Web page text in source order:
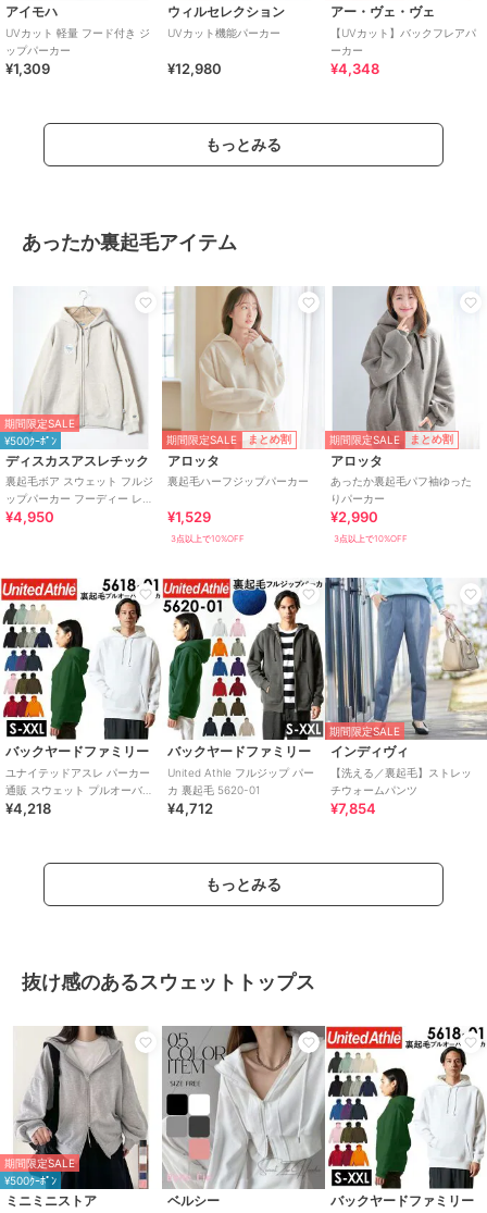
アイモハ
UVカット 軽量 フード付き ジ
ップパーカー
¥1,309
ウィルセレクション
UVカット機能パーカー
¥12,980
アー・ヴェ・ヴェ
【UVカット】バックフレアパ
ーカー
¥4,348
もっとみる
あったか裏起毛アイテム
期間限定SALE
¥500ｸｰﾎﾟﾝ
ディスカスアスレチック
裏起毛ボア スウェット フルジ
ップパーカー フーディー レデ
ィース メンズ トレーナー
¥4,950
期間限定SALE まとめ割
アロッタ
裏起毛ハーフジップパーカー
¥1,529
3点以上で10%OFF
期間限定SALE まとめ割
アロッタ
あったか裏起毛パフ袖ゆった
りパーカー
¥2,990
3点以上で10%OFF
バックヤードファミリー
ユナイテッドアスレ パーカー
通販 スウェット プルオーバー
裏起毛 メンズ レディース
¥4,218
バックヤードファミリー
United Athle フルジップ パー
カ 裏起毛 5620-01
¥4,712
期間限定SALE
インディヴィ
【洗える／裏起毛】ストレッ
チウォームパンツ
¥7,854
もっとみる
抜け感のあるスウェットトップス
期間限定SALE
¥500ｸｰﾎﾟﾝ
ミニミニストア ベルシー バックヤードファミリー